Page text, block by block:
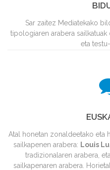
Sar zaitez Mediatekako
tipologiaren arabera
eta
Atal honetan zonaldeetako eta
sailkapenen arabera: Louis
tradizionalaren arabera, eta
sailkapenaren arabera.